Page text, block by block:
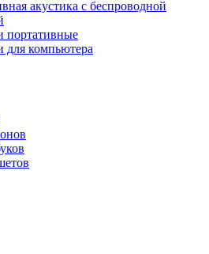
акустика с беспроводной
портативные
для компьютера